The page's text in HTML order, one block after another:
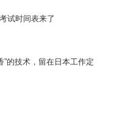
试时间表来了
”的技术，留在日本工作定